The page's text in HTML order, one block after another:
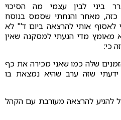
ביני לבין עצמי מה הסיכוי
כזה, מאחר והנחתי שסמס בנוסח
לאסוף אותי להרצאה ביום ד'" לא
מאומץ מדי הגעתי למסקנה שאין
כי:
שלה כמו שאני מכירה את כף
שזה ערב שהיא נמצאת בו
להגיע להרצאה מעורבת עם הקהל